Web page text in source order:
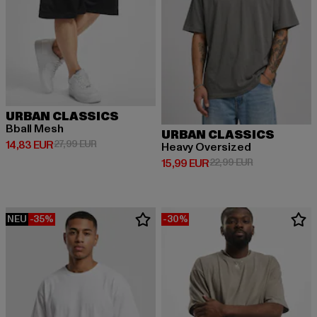
URBAN CLASSICS
Bball Mesh
14,83 EUR
Derzeitiger Preis: 14,83 EUR
27,99 EURAktionspreis: 27,99 EUR
URBAN CLASSICS
Heavy Oversized
15,99 EUR
Derzeitiger Preis: 15,99 EUR
22,99 EURAktionspreis:
NEU -35% -30%